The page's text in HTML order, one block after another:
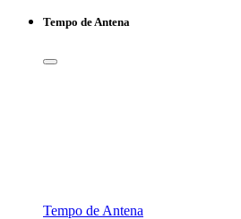
Tempo de Antena
Tempo de Antena